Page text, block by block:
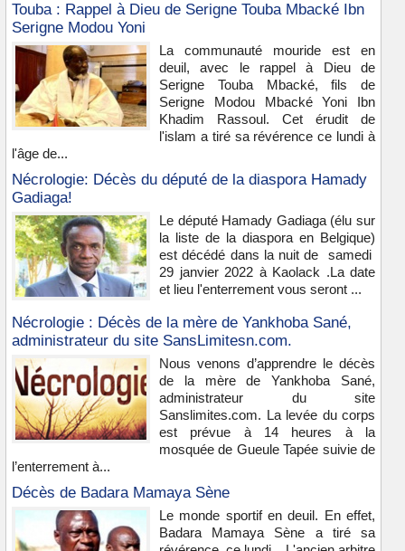
Touba : Rappel à Dieu de Serigne Touba Mbacké Ibn
Serigne Modou Yoni
La communauté mouride est en
deuil, avec le rappel à Dieu de
Serigne Touba Mbacké, fils de
Serigne Modou Mbacké Yoni Ibn
Khadim Rassoul. Cet érudit de
l'islam a tiré sa révérence ce lundi à
l'âge de...
Nécrologie: Décès du député de la diaspora Hamady
Gadiaga!
Le député Hamady Gadiaga (élu sur
la liste de la diaspora en Belgique)
est décédé dans la nuit de samedi
29 janvier 2022 à Kaolack .La date
et lieu l'enterrement vous seront ...
Nécrologie : Décès de la mère de Yankhoba Sané,
administrateur du site SansLimitesn.com.
Nous venons d’apprendre le décès
de la mère de Yankhoba Sané,
administrateur du site
Sanslimites.com. La levée du corps
est prévue à 14 heures à la
mosquée de Gueule Tapée suivie de
l’enterrement à...
Décès de Badara Mamaya Sène
Le monde sportif en deuil. En effet,
Badara Mamaya Sène a tiré sa